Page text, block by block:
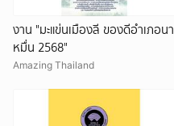
งาน "มะแข่นเมืองลี ของดีอำเภอนา
หมื่น 2568"
Amazing Thailand